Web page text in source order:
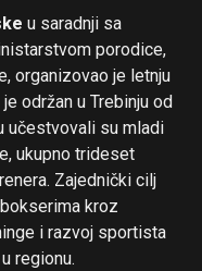
u saradnji sa
porodice,
organizovao je letnju
održan u Trebinju od
učestvovali su mladi
ukupno trideset
Zajednički cilj
kroz
i razvoj sportista
regionu.